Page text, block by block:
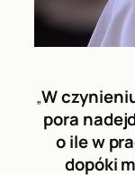
„W
pora
o ile w
dopóki